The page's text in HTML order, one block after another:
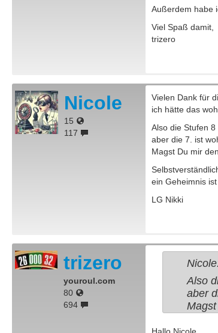
Außerdem habe
Viel Spaß damit,
trizero
Nicole
15
117
Vielen Dank für
ich hätte das
Also die Stufen
aber die 7. ist
Magst Du mir
ein Geheimnis
LG Nikki
trizero
youroul.com
80
694
Also
aber